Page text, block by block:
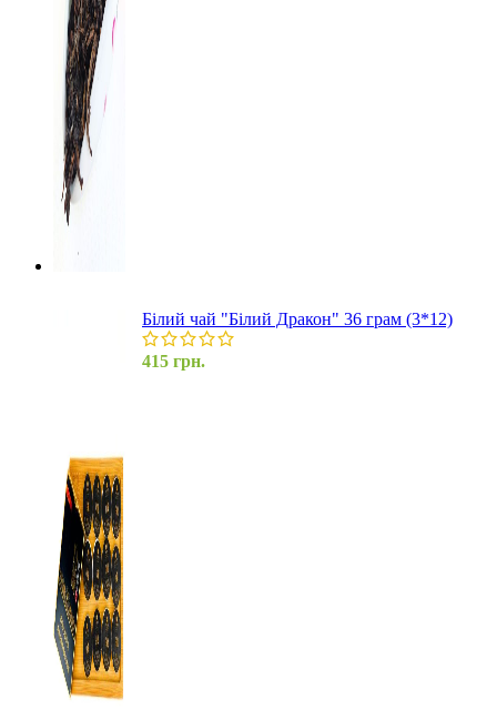
Білий чай "Білий Дракон" 36 грам (3*12)
415 грн.